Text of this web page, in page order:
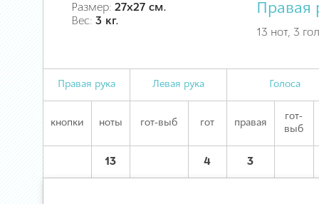
Размер: 27х27 см.
Вес: 3 кг.
Правая
13 нот, 3
Правая рука Левая рука Голоса
кнопки ноты гот-выб гот правая
гот-
выб
13 4 3